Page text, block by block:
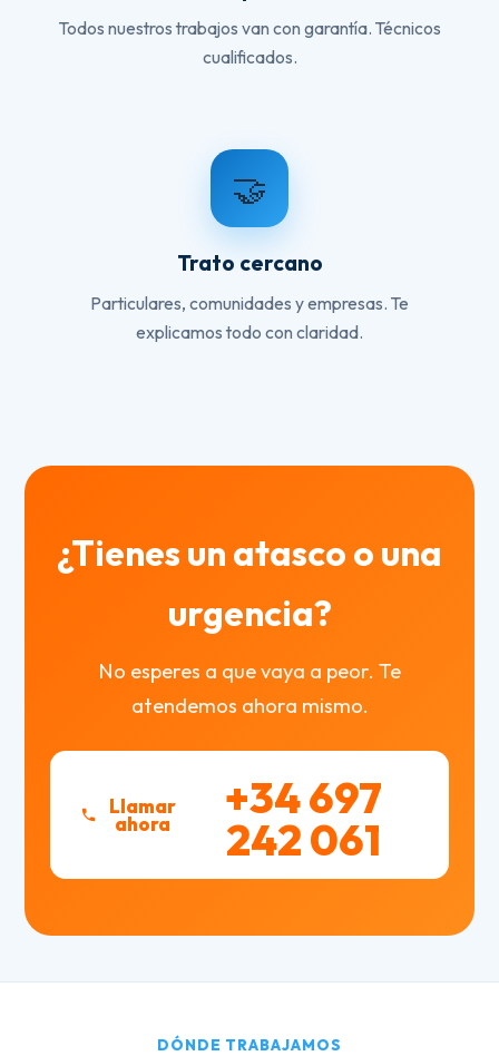
Todos nuestros trabajos van con garantía. Técnicos
cualificados.
🤝
Trato cercano
Particulares, comunidades y empresas. Te
explicamos todo con claridad.
¿Tienes un atasco o una
urgencia?
No esperes a que vaya a peor. Te
atendemos ahora mismo.
Llamar
ahora +34 697
242 061
DÓNDE TRABAJAMOS